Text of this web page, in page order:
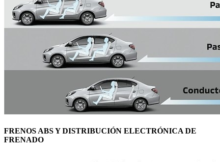
FRENOS ABS Y DISTRIBUCIÓN ELECTRÓNICA DE
FRENADO